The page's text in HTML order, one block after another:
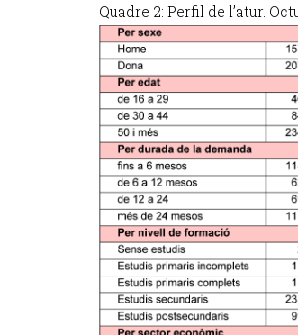
Quadre 2: Perfil de l’atur.